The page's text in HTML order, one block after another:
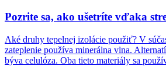
Pozrite sa, ako ušetríte vďaka
Aké druhy tepelnej izolácie použiť? V
zateplenie používa minerálna vlna.
býva celulóza. Oba tieto materiály sa